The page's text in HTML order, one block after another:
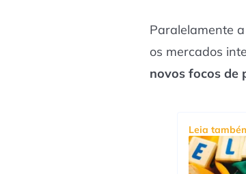
Paralelamente
os mercados
novos focos de
Leia